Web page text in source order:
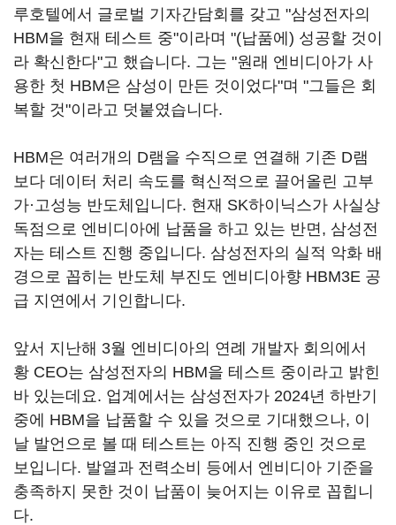
루호텔에서 글로벌 기자간담회를 갖고 "삼성전자의
HBM을 현재 테스트 중"이라며 "(납품에) 성공할 것이
라 확신한다"고 했습니다. 그는 "원래 엔비디아가 사
용한 첫 HBM은 삼성이 만든 것이었다"며 "그들은 회
복할 것"이라고 덧붙였습니다.
HBM은 여러개의 D램을 수직으로 연결해 기존 D램
보다 데이터 처리 속도를 혁신적으로 끌어올린 고부
가·고성능 반도체입니다. 현재 SK하이닉스가 사실상
독점으로 엔비디아에 납품을 하고 있는 반면, 삼성전
자는 테스트 진행 중입니다. 삼성전자의 실적 악화 배
경으로 꼽히는 반도체 부진도 엔비디아향 HBM3E 공
급 지연에서 기인합니다.
앞서 지난해 3월 엔비디아의 연례 개발자 회의에서
황 CEO는 삼성전자의 HBM을 테스트 중이라고 밝힌
바 있는데요. 업계에서는 삼성전자가 2024년 하반기
중에 HBM을 납품할 수 있을 것으로 기대했으나, 이
날 발언으로 볼 때 테스트는 아직 진행 중인 것으로
보입니다. 발열과 전력소비 등에서 엔비디아 기준을
충족하지 못한 것이 납품이 늦어지는 이유로 꼽힙니
다.